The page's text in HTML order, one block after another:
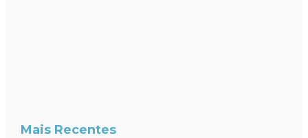
Mais Recentes